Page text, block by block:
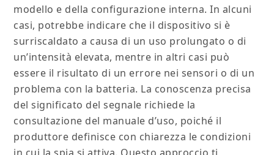
modello e della configurazione interna. In alcuni
casi, potrebbe indicare che il dispositivo si è
surriscaldato a causa di un uso prolungato o di
un’intensità elevata, mentre in altri casi può
essere il risultato di un errore nei sensori o di un
problema con la batteria. La conoscenza precisa
del significato del segnale richiede la
consultazione del manuale d’uso, poiché il
produttore definisce con chiarezza le condizioni